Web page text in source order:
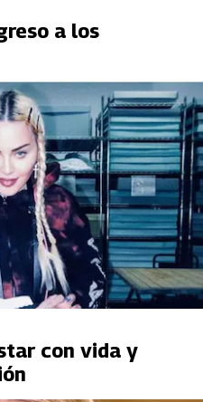
a los
con vida y